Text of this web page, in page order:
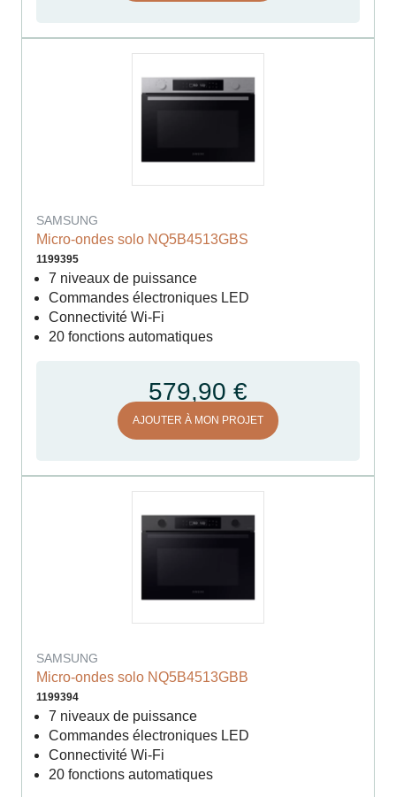
SAMSUNG
Micro-ondes solo NQ5B4513GBS
1199395
7 niveaux de puissance
Commandes électroniques LED
Connectivité Wi-Fi
20 fonctions automatiques
579,90 €
AJOUTER À MON PROJET
SAMSUNG
Micro-ondes solo NQ5B4513GBB
1199394
7 niveaux de puissance
Commandes électroniques LED
Connectivité Wi-Fi
20 fonctions automatiques